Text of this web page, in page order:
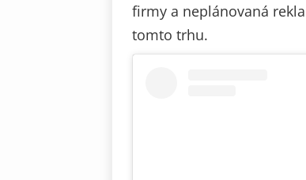
firmy a neplánovaná
tomto trhu.